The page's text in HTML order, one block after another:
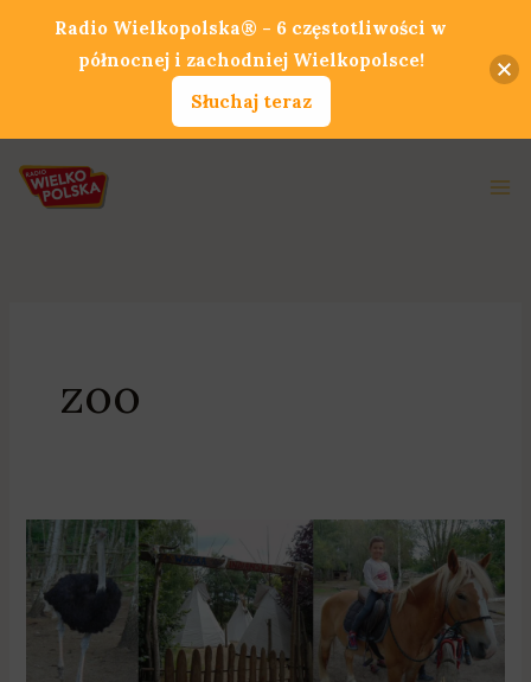
zoo
Prawie
na
dzikim
Radio Wielkopolska® - 6 częstotliwości w
północnej i zachodniej Wielkopolsce!
Słuchaj teraz